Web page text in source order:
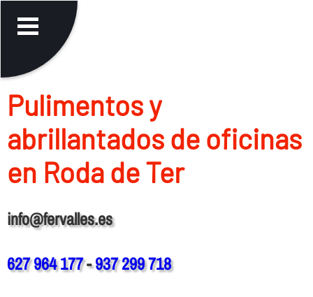
Pulimentos y
abrillantados de oficinas
en Roda de Ter
info@fervalles.es
627 964 177-937 299 718